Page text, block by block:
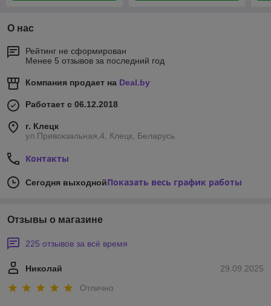
О нас
Рейтинг не сформирован
Менее 5 отзывов за последний год
Компания продает на Deal.by
Работает с 06.12.2018
г. Клецк
ул.Привокзальная,4, Клецк, Беларусь
Контакты
Сегодня выходнойПоказать весь график работы
Отзывы о магазине
225 отзывов за всё время
29.09.2025
Николай
Отлично